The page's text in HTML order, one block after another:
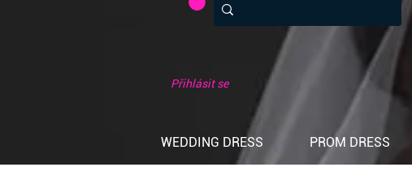
Přihlásit se
WEDDING DRESS PROM DRESS